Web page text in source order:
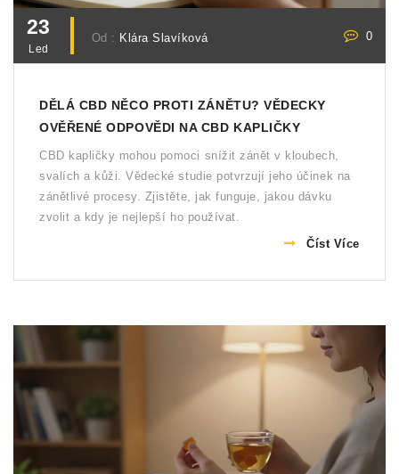
23
Led
Od : Klára Slavíková 0
DĚLÁ CBD NĚCO PROTI ZÁNĚTU? VĚDECKY
OVĚŘENÉ ODPOVĚDI NA CBD KAPLIČKY
CBD kapličky mohou pomoci snížit zánět v kloubech,
svalích a kůži. Vědecké studie potvrzují jeho účinek na
zánětlivé procesy. Zjistěte, jak funguje, jakou dávku
zvolit a kdy je nejlepší ho používat.
Číst Více